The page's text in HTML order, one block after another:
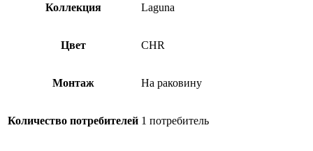
Коллекция Laguna
Цвет CHR
Монтаж На раковину
Количество потребителей 1 потребитель